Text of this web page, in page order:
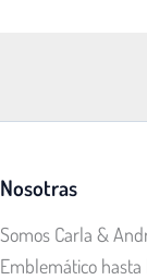
Nosotras
Somos Carla &
Emblemático